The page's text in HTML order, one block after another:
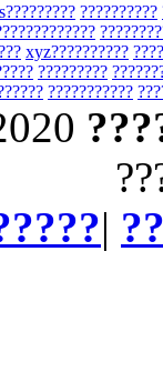
??????????
xyz??????????
?????????
???????????
|